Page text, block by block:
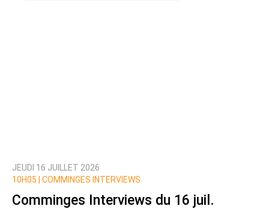
JEUDI 16 JUILLET 2026
10H05 |
COMMINGES INTERVIEWS
Comminges Interviews du 16 juil.